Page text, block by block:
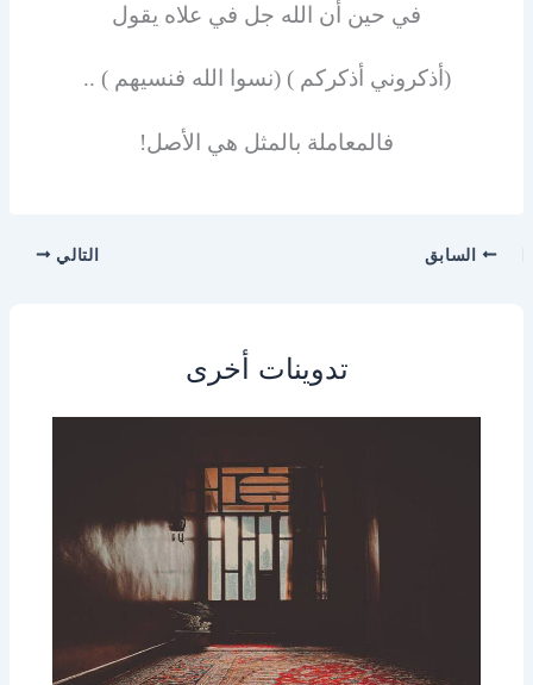
في حين أن الله جل في علاه يقول
(أذكروني أذكركم ) (نسوا الله فنسيهم ) ..
فالمعاملة بالمثل هي الأصل!
السابق التالي
تدوينات أخرى